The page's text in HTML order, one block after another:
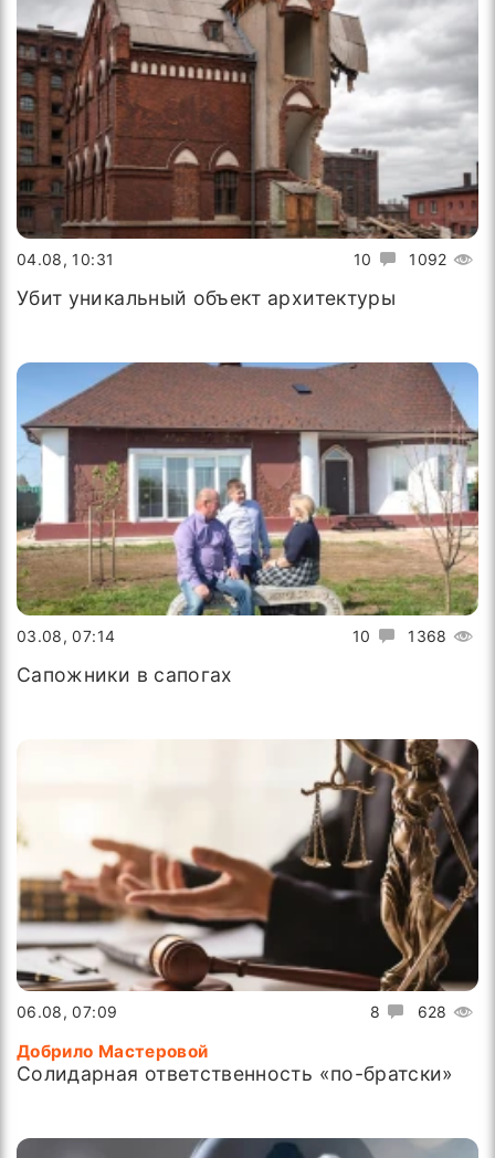
10 1092
04.08, 10:31
Убит уникальный объект архитектуры
10 1368
03.08, 07:14
Сапожники в сапогах
8 628
06.08, 07:09
Добрило Мастеровой
Солидарная ответственность «по-братски»